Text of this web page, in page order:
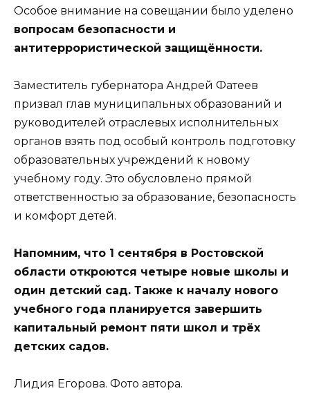
Особое внимание на совещании было уделено
вопросам безопасности и
антитеррористической защищённости.
Заместитель губернатора Андрей Фатеев
призвал глав муниципальных образований и
руководителей отраслевых исполнительных
органов взять под особый контроль подготовку
образовательных учреждений к новому
учебному году. Это обусловлено прямой
ответственностью за образование, безопасность
и комфорт детей.
Напомним, что 1 сентября в Ростовской
области откроются четыре новые школы и
один детский сад. Также к началу нового
учебного года планируется завершить
капитальный ремонт пяти школ и трёх
детских садов.
Лидия Егорова. Фото автора.